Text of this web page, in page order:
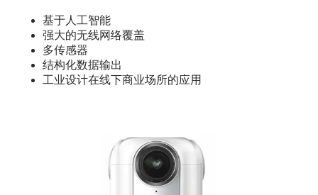
基于人工智能
强大的无线网络覆盖
多传感器
结构化数据输出
工业设计在线下商业场所的应用